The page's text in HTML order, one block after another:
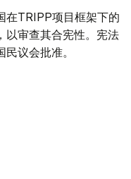
在TRIPP项目框架下的
以审查其合宪性。宪法
议会批准。